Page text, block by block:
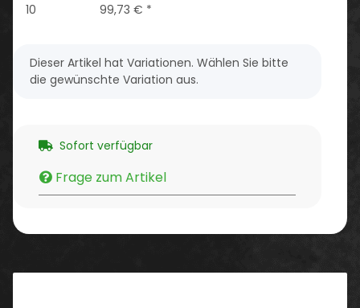
10
99,73 € *
x
Dieser Artikel hat Variationen. Wählen Sie bitte
die gewünschte Variation aus.
Sofort verfügbar
Frage zum Artikel